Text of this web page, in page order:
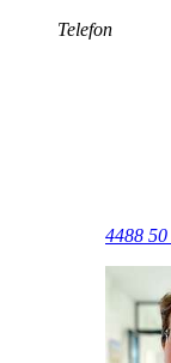
Telefon
4488